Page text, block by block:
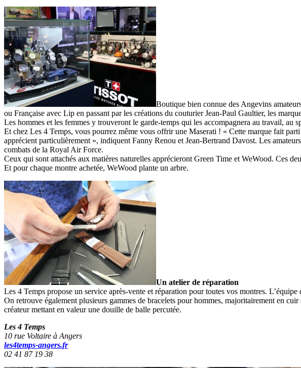
Boutique bien connue des Angevins
ou Française avec Lip en passant par les créations du couturier Jean-Paul Gaultier, les
Les hommes et les femmes y trouveront le garde-temps qui les accompagnera au travail, au
Et chez Les 4 Temps, vous pourrez même vous offrir une Maserati ! « Cette marque fait
apprécient particulièrement », indiquent Fanny Renou et Jean-Bertrand Davost. Les
combats de la Royal Air Force.
Ceux qui sont attachés aux matières naturelles apprécieront Green Time et WeWood. Ces
Et pour chaque montre achetée, WeWood plante un arbre.
Un atelier de réparation
Les 4 Temps propose un service après-vente et réparation pour toutes vos montres.
On retrouve également plusieurs gammes de bracelets pour hommes, majoritairement en
créateur mettant en valeur une douille de balle percutée.
Les 4 Temps
10 rue Voltaire à Angers
les4temps-angers.fr
02 41 87 19 38